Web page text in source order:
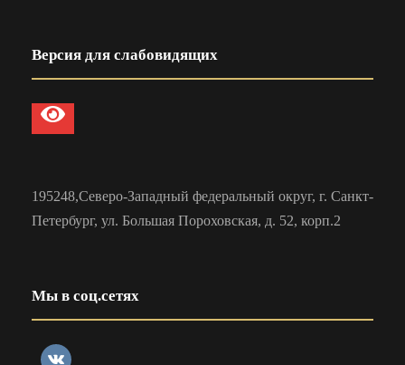
Версия для слабовидящих
195248,Северо-Западный федеральный округ, г. Санкт-
Петербург, ул. Большая Пороховская, д. 52, корп.2
Мы в соц.сетях